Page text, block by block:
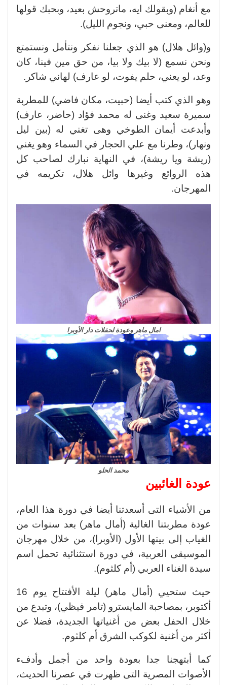
مع أنغام (وبقولك ايه، ماتروحش بعيد، وبحبك قولها
للعالم، ومعنى حبي، ونجوم الليل).
و(وائل هلال) هو الذي جعلنا نفكر ونتأمل ونستمتع
ونحن نسمع (لا بيك ولا بيا، من حق مين فينا، كان
وعد، لو يعني، حلم يفوت، لو عارف) لهاني شاكر.
وهو الذي كتب أيضا (حبيت، مكان فاضي) للمطربة
سميرة سعيد وغنى له محمد فؤاد (حاضر، عارف)
وأبدعت أيمان الطوخي وهى تغني له (بين ليل
ونهار)، وطرنا مع علي الحجار في السماء وهو يغني
(ريشة ويا ريشة)، في النهاية نبارك لصاحب كل
هذه الروائع وغيرها وائل هلال، تكريمه في
المهرجان.
امال ماهر وعودة لحفلات دار الأوبرا
محمد الحلو
عودة الغائبين
من الأشياء التى أسعدتنا أيضا في دورة هذا العام،
عودة مطربتنا الغالية (أمال ماهر) بعد سنوات من
الغياب إلى بيتها الأول (الأوبرا)، من خلال مهرجان
الموسيقى العربية، في دورة استثنائية تحمل اسم
سيدة الغناء العربي (أم كلثوم).
حيث ستحيي (أمال ماهر) ليلة الأفتتاح يوم 16
أكتوبر، بمصاحبة المايسترو (تامر فيظي)، وتبدع من
خلال الحفل بعض من أغنياتها الجديدة، فضلا عن
أكثر من أغنية لكوكب الشرق أم كلثوم.
كما أبتهجنا جدا بعودة واحد من أجمل وأدفء
الأصوات المصرية التى ظهرت في عصرنا الحديث،